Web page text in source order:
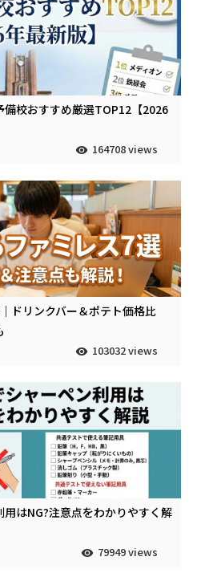
校おすすめ厳選TOP12【2026
164708 views
ドリンクバー＆ポテト価格比
103032 views
はNG?注意点をわかりやすく解
79949 views